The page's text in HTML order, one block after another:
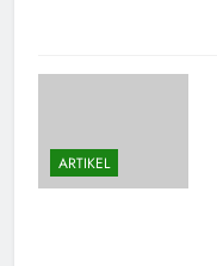
ARTIKEL